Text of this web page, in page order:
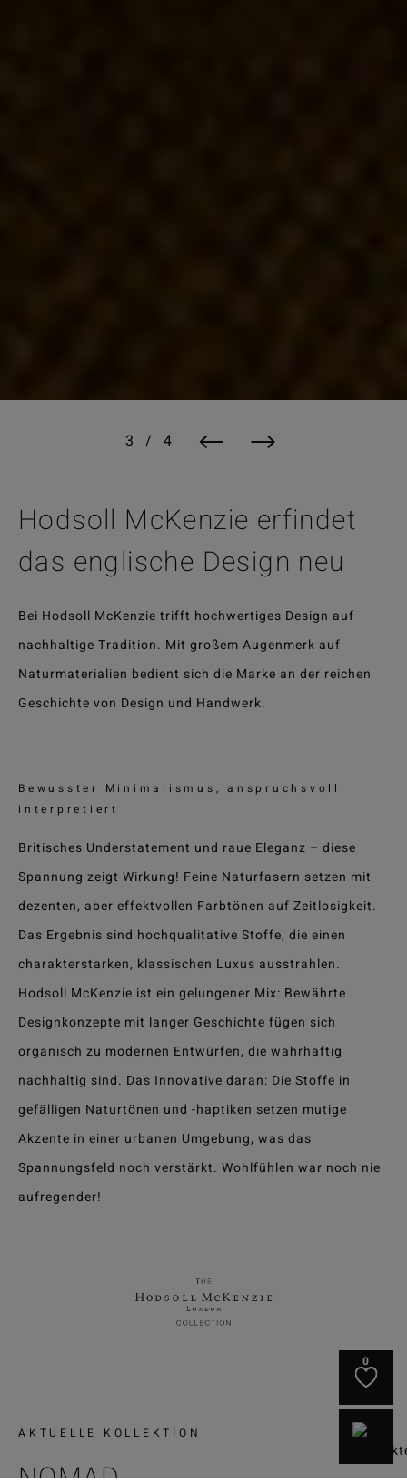
Hodsoll McKenzie erfindet
das englische Design neu
Bei Hodsoll McKenzie trifft hochwertiges Design auf
nachhaltige Tradition. Mit großem Augenmerk auf
Naturmaterialien bedient sich die Marke an der reichen
Geschichte von Design und Handwerk.
Bewusster Minimalismus, anspruchsvoll
interpretiert
Britisches Understatement und raue Eleganz – diese
Spannung zeigt Wirkung! Feine Naturfasern setzen mit
dezenten, aber effektvollen Farbtönen auf Zeitlosigkeit.
Das Ergebnis sind hochqualitative Stoffe, die einen
charakterstarken, klassischen Luxus ausstrahlen.
Hodsoll McKenzie ist ein gelungener Mix: Bewährte
Designkonzepte mit langer Geschichte fügen sich
organisch zu modernen Entwürfen, die wahrhaftig
nachhaltig sind. Das Innovative daran: Die Stoffe in
gefälligen Naturtönen und -haptiken setzen mutige
Akzente in einer urbanen Umgebung, was das
Spannungsfeld noch verstärkt. Wohlfühlen war noch nie
aufregender!
AKTUELLE KOLLEKTION
0